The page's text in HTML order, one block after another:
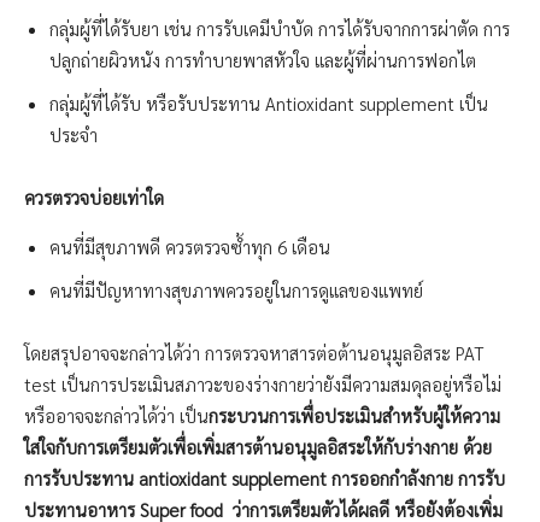
กลุ่มผู้ที่ได้รับยา เช่น การรับเคมีบำบัด การได้รับจากการผ่าตัด การ
ปลูกถ่ายผิวหนัง การทำบายพาสหัวใจ และผู้ที่ผ่านการฟอกไต
กลุ่มผู้ที่ได้รับ หรือรับประทาน Antioxidant supplement เป็น
ประจำ
ควรตรวจบ่อยเท่าใด
คนที่มีสุขภาพดี ควรตรวจซ้ำทุก 6 เดือน
คนที่มีปัญหาทางสุขภาพควรอยู่ในการดูแลของแพทย์
โดยสรุปอาจจะกล่าวได้ว่า การตรวจหาสารต่อต้านอนุมูลอิสระ PAT
test เป็นการประเมินสภาวะของร่างกายว่ายังมีความสมดุลอยู่หรือไม่
หรืออาจจะกล่าวได้ว่า เป็นกระบวนการเพื่อประเมินสำหรับผู้ให้ความ
ใส่ใจกับการเตรียมตัวเพื่อเพิ่มสารต้านอนุมูลอิสระให้กับร่างกาย ด้วย
การรับประทาน antioxidant supplement การออกกำลังกาย การรับ
ประทานอาหาร Super food ว่าการเตรียมตัวได้ผลดี หรือยังต้องเพิ่ม